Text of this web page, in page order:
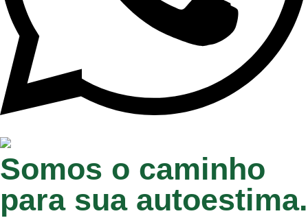
Somos o caminho
para sua autoestima.